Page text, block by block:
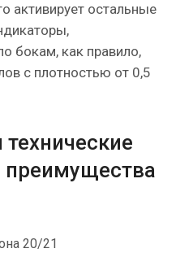
активирует остальные
бокам, как правило,
с плотностью от 0,5
преимущества
20/21